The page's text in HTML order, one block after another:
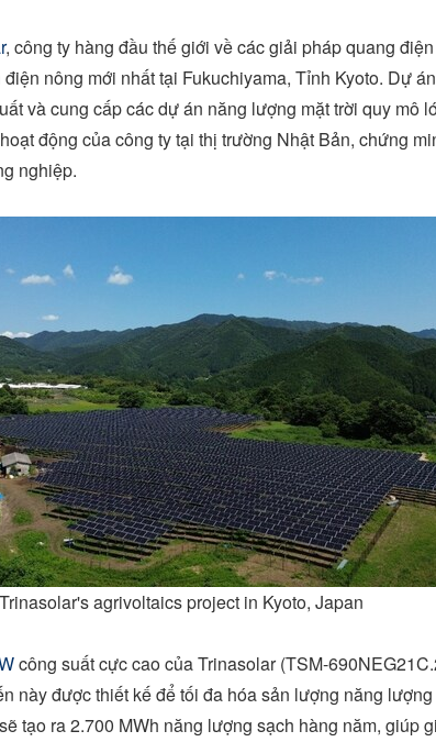
, công ty hàng đầu thế giới về các giải pháp quang
nông mới nhất tại Fukuchiyama, Tỉnh Kyoto. Dự
và cung cấp các dự án năng lượng mặt trời quy mô
động của công ty tại thị trường Nhật Bản, chứng
nghiệp.
Trinasolar's agrivoltaics project in Kyoto, Japan
công suất cực cao của Trinasolar (TSM-
này được thiết kế để tối đa hóa sản lượng năng
tạo ra 2.700 MWh năng lượng sạch hàng năm, giúp